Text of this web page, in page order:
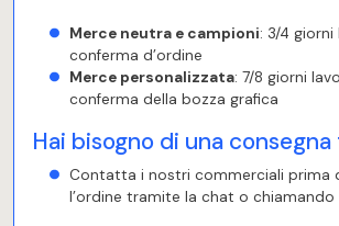
Merce neutra e campioni: 3/4
conferma d’ordine
Merce personalizzata: 7/8 giorni
conferma della bozza grafica
Hai bisogno di una
Contatta i nostri commerciali prima
l’ordine tramite la chat o chiamando